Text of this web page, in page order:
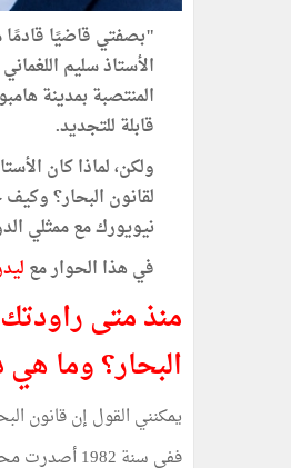
"بصفتي قاضيًا قادمًا
الأستاذ سليم
المنتصبة بمدينة
قابلة للتجديد.
ولكن، لماذا كان
نيويورك مع ممثلي
في هذا الحوار مع
منذ متى
البحار؟ وما
يمكنني القول إن قانون
ففي سنة